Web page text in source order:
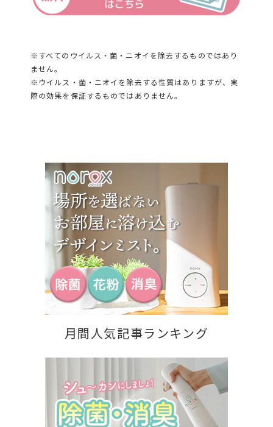
※すべてのウイルス・菌・ニオイを除去するものではあり
ません。
※ウイルス・菌・ニオイを除去する性質はありますが、実
際の効果を保証するものではありません。
月間人気記事ランキング